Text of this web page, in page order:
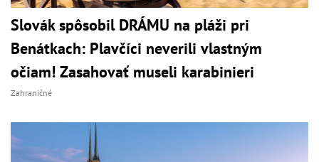
Slovák spôsobil DRÁMU na pláži pri
Benátkach: Plavčíci neverili vlastným
očiam! Zasahovať museli karabinieri
Zahraničné